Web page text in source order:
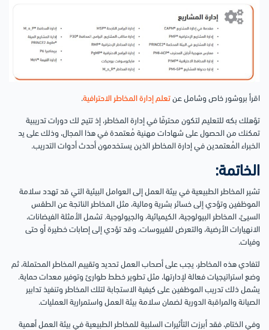
اقرأ بروشور خاص وشامل عن تعلم إدارة المخاطر الاحترافية.
تؤهلك بكه للتعليم لتكون محترفًا في إدارة المخاطر، إذ تتيح لك دورات تدريبية
تمكنك من الحصول على شهادات مهنية مُعتمدة في هذا المجال، وذلك على يد
الخبراء المُعتمدين في إدارة المخاطر الذين يستخدمون أحدث أدوات التدريب.
الخاتمة:
تشير المخاطر الطبيعية في بيئة العمل إلى العوامل البيئية التي قد تهدد سلامة
الموظفين وتؤدي إلى خسائر بشرية ومالية، مثل المخاطر الناتجة عن الطقس
السيئ، المخاطر البيولوجية، الكيميائية، والجيولوجية. تشمل الأمثلة الفيضانات،
الانهيارات الأرضية، والتعرض للفيروسات، وقد تؤدي إلى إصابات خطيرة أو حتى
وفيات.
لتفادي هذه المخاطر، يجب على أصحاب العمل تحديد وتقييم المخاطر المحتملة، ثم
وضع استراتيجيات فعالة لإدارتها، مثل تطوير خطط طوارئ وتوفير معدات حماية.
يشمل ذلك تدريب الموظفين على كيفية الاستجابة لتلك المخاطر وتنفيذ تدابير
الصيانة والمراقبة الدورية لضمان سلامة بيئة العمل واستمرارية العمليات.
وفي الختام، فقد أبرزت التأثيرات السلبية للمخاطر الطبيعية في بيئة العمل أهمية